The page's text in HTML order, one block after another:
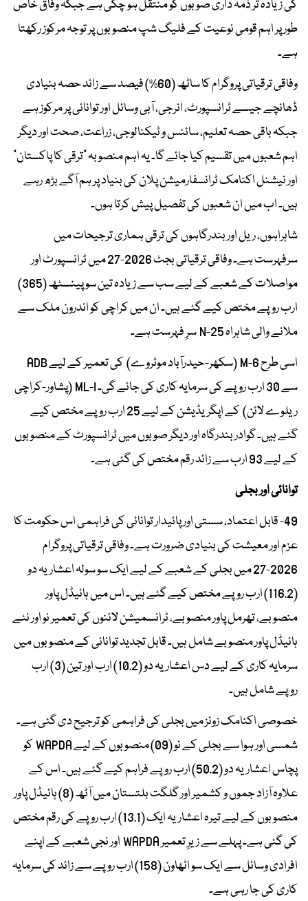
کی زیادہ تر ذمہ داری صوبوں کو منتقل ہو چکی ہے جبکہ وفاق خاص
طور پر اہم قومی نوعیت کے فلیگ شپ منصوبوں پر توجہ مرکوز رکھتا
ہے۔
وفاقی ترقیاتی پروگرام کا ساٹھ (60%) فیصد سے زائد حصہ بنیادی
ڈھانچے جیسے ٹرانسپورٹ، انرجی، آبی وسائل اور توانائی پر مرکوز ہے
جبکہ باقی حصہ تعلیم، سائنس و ٹیکنالوجی، زراعت، صحت اور دیگر
اہم شعبوں میں تقسیم کیا جائے گا۔ یہ اہم منصوبہ ”ترقی کا پاکستان“
اور نیشنل اکنامک ٹرانسفارمیشن پلان کی بنیاد پر ہم آگے بڑھ رہے
ہیں۔ اب میں ان شعبوں کی تفصیل پیش کرتا ہوں۔
شاہراہوں، ریل اور بندرگاہوں کی ترقی ہماری ترجیحات میں
سرفہرست ہے۔ وفاقی ترقیاتی بجٹ 2026-27 میں ٹرانسپورٹ اور
مواصلات کے شعبے کے لیے سب سے زیادہ تین سو پینسٹھ (365)
ارب روپے مختص کیے گئے ہیں۔ ان میں کراچی کو اندرون ملک سے
ملانے والی شاہراہ N-25 سرِ فہرست ہے۔
اسی طرح M-6 (سکھر-حیدرآباد موٹروے) کی تعمیر کے لیے ADB
سے 30 ارب روپے کی سرمایہ کاری کی جائے گی۔ ML-I (پشاور-کراچی
ریلوے لائن) کے اپگریڈیشن کے لیے 25 ارب روپے مختص کیے
گئے ہیں۔ گوادر بندرگاہ اور دیگر صوبوں میں ٹرانسپورٹ کے منصوبوں
کے لیے 93 ارب سے زائد رقم مختص کی گئی ہے۔
توانائی اور بجلی
49- قابل اعتماد، سستی اور پائیدار توانائی کی فراہمی اس حکومت کا
عزم اور معیشت کی بنیادی ضرورت ہے۔ وفاقی ترقیاتی پروگرام
2026-27 میں بجلی کے شعبے کے لیے ایک سو سولہ اعشاریہ دو
(116.2) ارب روپے مختص کیے گئے ہیں۔ اس میں ہائیڈل پاور
منصوبے، تھرمل پاور منصوبے، ٹرانسمیشن لائنوں کی تعمیر نو اور نئے
ہائیڈل پاور منصوبے شامل ہیں۔ قابل تجدید توانائی کے منصوبوں میں
سرمایہ کاری کے لیے دس اعشاریہ دو (10.2) ارب اور تین (3) ارب
روپے شامل ہیں۔
خصوصی اکنامک زونز میں بجلی کی فراہمی کو ترجیح دی گئی ہے۔
شمسی اور ہوا سے بجلی کے نو (09) منصوبوں کے لیے WAPDA کو
پچاس اعشاریہ دو (50.2) ارب روپے فراہم کیے گئے ہیں۔ اس کے
علاوہ آزاد جموں و کشمیر اور گلگت بلتستان میں آٹھ (8) ہائیڈل پاور
منصوبوں کے لیے تیرہ اعشاریہ ایک (13.1) ارب روپے کی رقم مختص
کی گئی ہے۔ پہلے سے زیرِ تعمیر WAPDA اور نجی شعبے کے اپنے
افرادی وسائل سے ایک سو اٹھاون (158) ارب روپے سے زائد کی سرمایہ
کاری کی جا رہی ہے۔